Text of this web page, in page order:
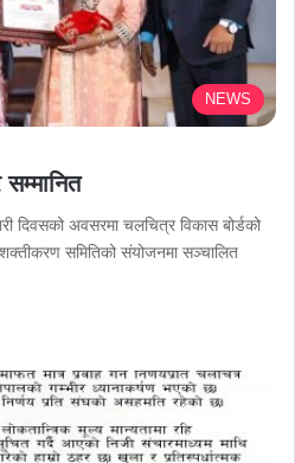
NEWS
दिवसको अवसरमा चलचित्र विकास बोर्डको
समितिको संयोजनमा सञ्चालित